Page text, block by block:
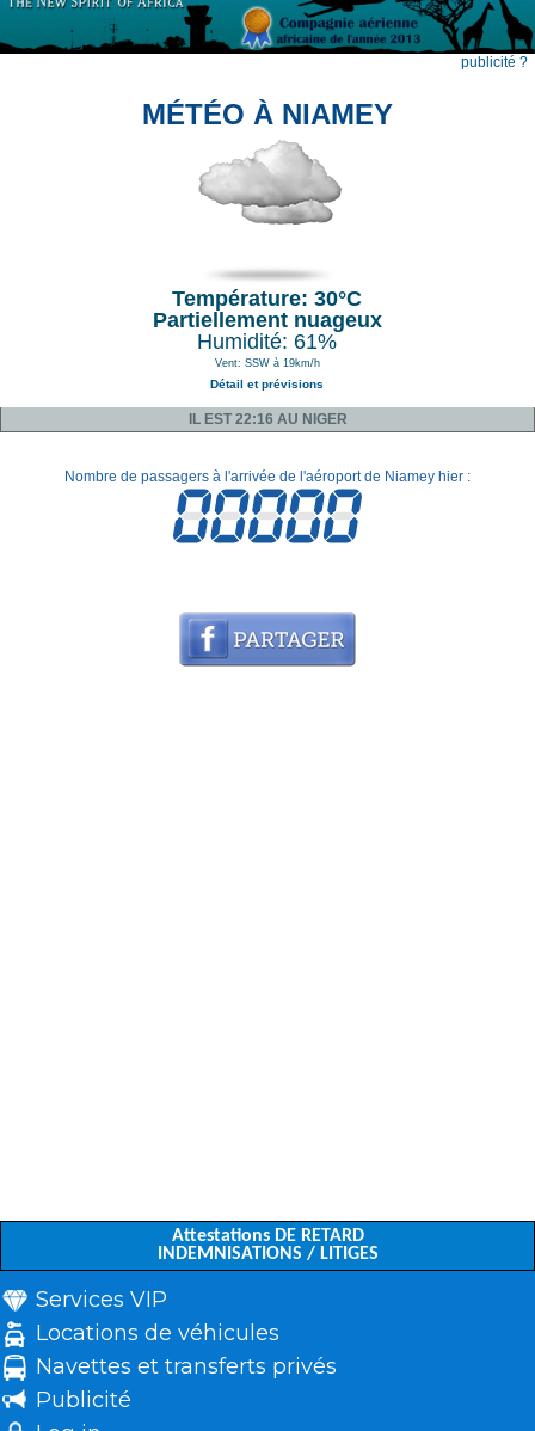
publicité ?
MÉTÉO À NIAMEY
Température: 30°C
Partiellement nuageux
Humidité: 61%
Vent: SSW à 19km/h
Détail et prévisions
IL EST 22:16 AU NIGER
Nombre de passagers à l'arrivée de l'aéroport de Niamey hier :
Attestations DE RETARD
INDEMNISATIONS / LITIGES
Services VIP
Locations de véhicules
Navettes et transferts privés
Publicité